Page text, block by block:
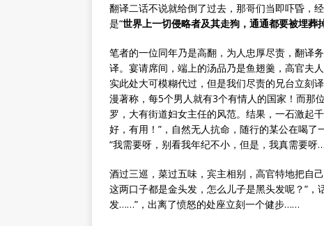
翻译二话不说就给倒了过去，那哥们当即吓昏，
是“世界上一切侵略者及其走狗，通通都要被埋葬
笔者的一位同年乃是高翻，为人忠厚尽责，翻译
译。宴请席间，端上的汤品乃是鱼翅羹，高官夫
实此处大可模糊代过，但是我们尽责的兄台立刻
漫著称，每5个男人就有3个有情人的国家！而那
罗，大有街道妇女主任的风范。结果，一石激起
好，有用！”，自然无人抗命，随行的某公在喝
“我需要呀，别看我年纪不小，但是，我真需要呀
酒过三巡，菜过五味，宾主相别，高官特地把自
这两口子都是金头发，怎么儿子是黑头发呢？”
发……”，出离了愤怒的处座立刻一个健步……